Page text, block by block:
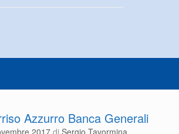
Azzurro Banca Generali
2017di Sergio Tavormina